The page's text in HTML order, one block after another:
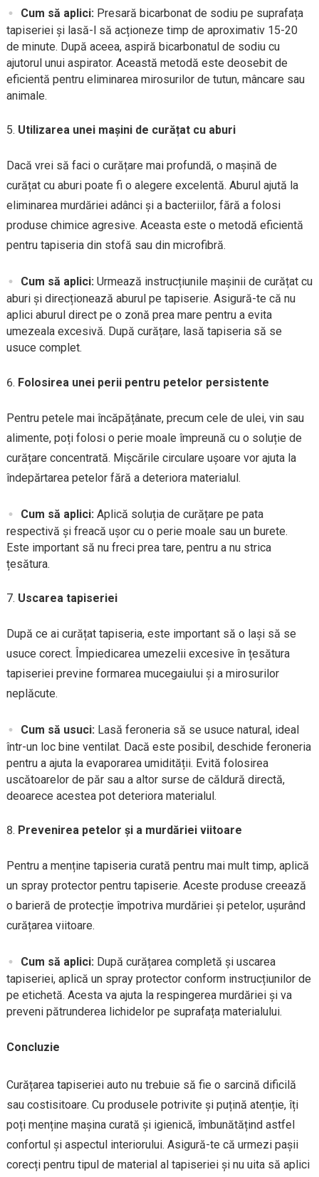
Cum să aplici:Presară bicarbonat de sodiu pe suprafața
tapiseriei și lasă-l să acționeze timp de aproximativ 15-20
de minute. După aceea, aspiră bicarbonatul de sodiu cu
ajutorul unui aspirator. Această metodă este deosebit de
eficientă pentru eliminarea mirosurilor de tutun, mâncare sau
animale.
Utilizarea unei mașini de curățat cu aburi
Dacă vrei să faci o curățare mai profundă, o mașină de
curățat cu aburi poate fi o alegere excelentă. Aburul ajută la
eliminarea murdăriei adânci și a bacteriilor, fără a folosi
produse chimice agresive. Aceasta este o metodă eficientă
pentru tapiseria din stofă sau din microfibră.
Cum să aplici:Urmează instrucțiunile mașinii de curățat cu
aburi și direcționează aburul pe tapiserie. Asigură-te că nu
aplici aburul direct pe o zonă prea mare pentru a evita
umezeala excesivă. După curățare, lasă tapiseria să se
usuce complet.
Folosirea unei perii pentru petelor persistente
Pentru petele mai încăpățânate, precum cele de ulei, vin sau
alimente, poți folosi o perie moale împreună cu o soluție de
curățare concentrată. Mișcările circulare ușoare vor ajuta la
îndepărtarea petelor fără a deteriora materialul.
Cum să aplici: Aplică soluția de curățare pe pata
respectivă și freacă ușor cu o perie moale sau un burete.
Este important să nu freci prea tare, pentru a nu strica
țesătura.
Uscarea tapiseriei
După ce ai curățat tapiseria, este important să o lași să se
usuce corect. Împiedicarea umezelii excesive în țesătura
tapiseriei previne formarea mucegaiului și a mirosurilor
neplăcute.
Cum să usuci:Lasă feroneria să se usuce natural, ideal
într-un loc bine ventilat. Dacă este posibil, deschide feroneria
pentru a ajuta la evaporarea umidității. Evită folosirea
uscătoarelor de păr sau a altor surse de căldură directă,
deoarece acestea pot deteriora materialul.
Prevenirea petelor și a murdăriei viitoare
Pentru a menține tapiseria curată pentru mai mult timp, aplică
un spray protector pentru tapiserie. Aceste produse creează
o barieră de protecție împotriva murdăriei și petelor, ușurând
curățarea viitoare.
Cum să aplici:După curățarea completă și uscarea
tapiseriei, aplică un spray protector conform instrucțiunilor de
pe etichetă. Acesta va ajuta la respingerea murdăriei și va
preveni pătrunderea lichidelor pe suprafața materialului.
Concluzie
Curățarea tapiseriei auto nu trebuie să fie o sarcină dificilă
sau costisitoare. Cu produsele potrivite și puțină atenție, îți
poți menține mașina curată și igienică, îmbunătățind astfel
confortul și aspectul interiorului. Asigură-te că urmezi pașii
corecți pentru tipul de material al tapiseriei și nu uita să aplici